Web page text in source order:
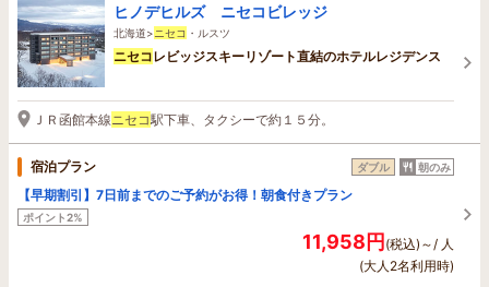
ヒノデヒルズ ニセコビレッジ
北海道> ニセコ ・ルスツ
ニセコレビッジスキーリゾート直結のホテルレジデンス
ＪＲ函館本線 ニセコ駅下車、タクシーで約１５分。
宿泊プラン ダブル 朝のみ
【早期割引】7日前までのご予約がお得！朝食付きプラン
ポイント2%
11,958円(税込)～/ 人
(大人2名利用時)